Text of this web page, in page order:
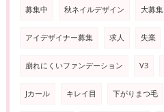
募集中 秋ネイルデザイン 大募集
アイデザイナー募集 求人 失業
崩れにくいファンデーション V3
Jカール キレイ目 下がりまつ毛